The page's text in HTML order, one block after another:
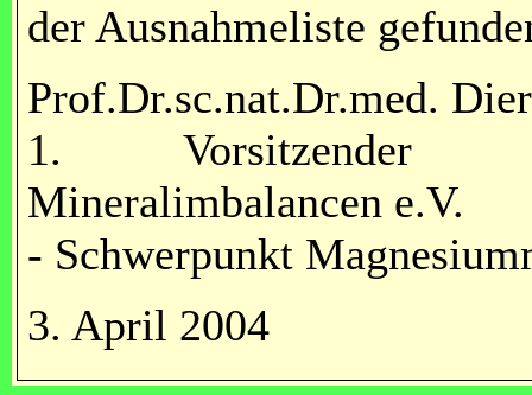
der Ausnahmeliste
Prof.Dr.sc.nat.Dr.med.
1. Vorsitzender
Mineralimbalancen e.V.
- Schwerpunkt
3. April 2004